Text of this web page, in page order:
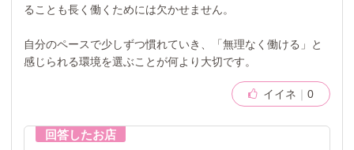
ることも長く働くためには欠かせません。
自分のペースで少しずつ慣れていき、「無理なく働ける」と
感じられる環境を選ぶことが何より大切です。
イイネ 0